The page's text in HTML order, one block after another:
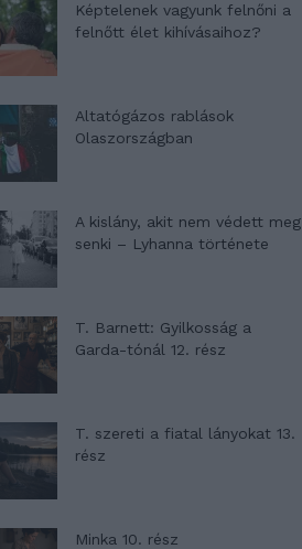
Képtelenek vagyunk felnőni a
felnőtt élet kihívásaihoz?
Altatógázos rablások
Olaszországban
A kislány, akit nem védett meg
senki – Lyhanna története
T. Barnett: Gyilkosság a
Garda-tónál 12. rész
T. szereti a fiatal lányokat 13.
rész
Minka 10. rész